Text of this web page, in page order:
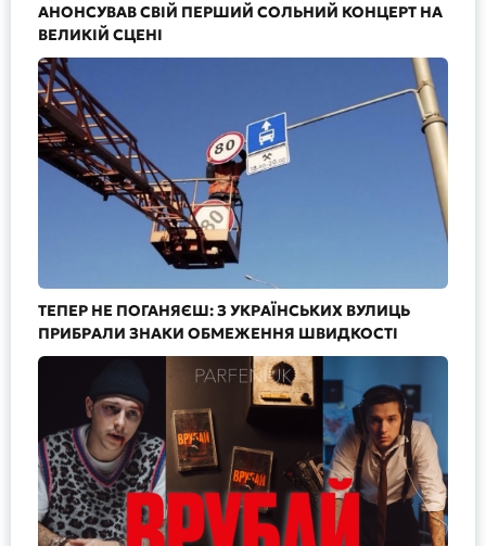
АНОНСУВАВ СВІЙ ПЕРШИЙ СОЛЬНИЙ КОНЦЕРТ НА
ВЕЛИКІЙ СЦЕНІ
ТЕПЕР НЕ ПОГАНЯЄШ: З УКРАЇНСЬКИХ ВУЛИЦЬ
ПРИБРАЛИ ЗНАКИ ОБМЕЖЕННЯ ШВИДКОСТІ